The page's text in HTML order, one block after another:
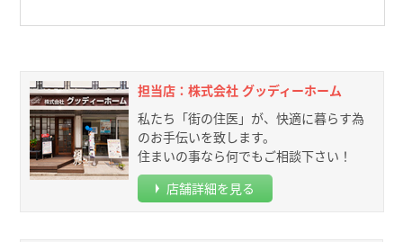
担当店：株式会社 グッディーホーム
私たち「街の住医」が、快適に暮らす為
のお手伝いを致します。
住まいの事なら何でもご相談下さい！
店舗詳細を見る